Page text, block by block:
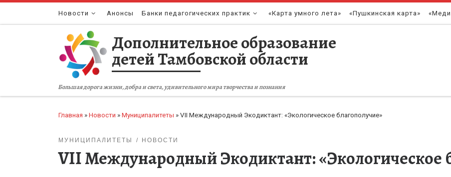
Перейти к содержимому
Новости Анонсы Банки педагогических практик «Карта умного лета» «Пушкинская карта»
Дополнительное образование
детей Тамбовской области
Большая дорога жизни, добра и света, удивительного мира творчества и познания
Главная » Новости » Муниципалитеты » VII Международный Экодиктант: «Экологическое благополучие»
МУНИЦИПАЛИТЕТЫ НОВОСТИ
VII Международный Экодиктант: «Экологическое